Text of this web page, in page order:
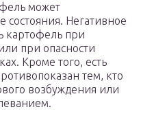
может
состояния. Негативное
картофель при
при опасности
Кроме того, есть
тем, кто
возбуждения или